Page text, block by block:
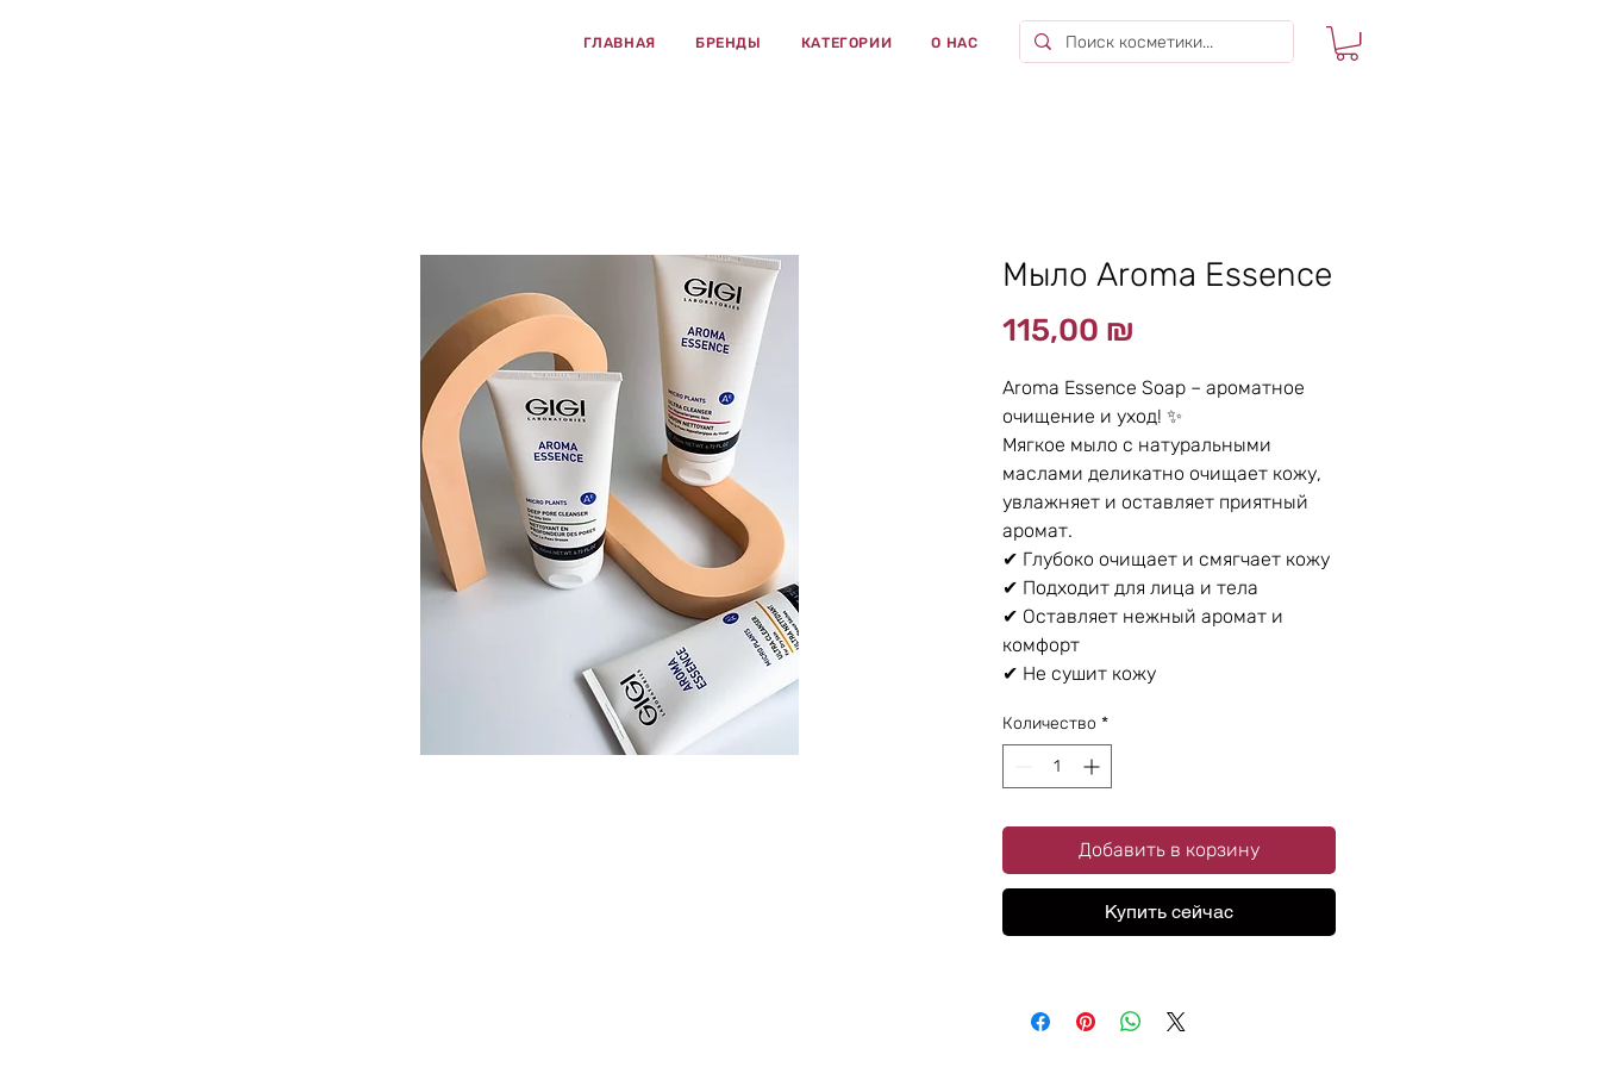
ГЛАВНАЯ БРЕНДЫ КАТЕГОРИИ О НАС
Мыло Aroma Essence
115,00 ₪
Aroma Essence Soap – ароматное
очищение и уход! ✨
Мягкое мыло с натуральными
маслами деликатно очищает кожу,
увлажняет и оставляет приятный
аромат.
✔ Глубоко очищает и смягчает кожу
✔ Подходит для лица и тела
✔ Оставляет нежный аромат и
комфорт
✔ Не сушит кожу
Количество *
Добавить в корзину
Купить сейчас